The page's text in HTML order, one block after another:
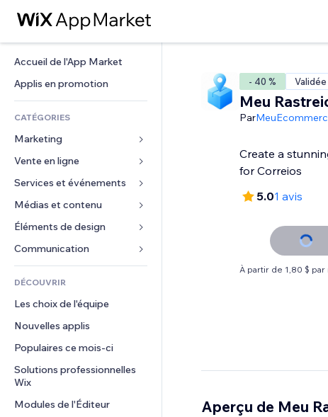
Accueil de l'App Market
Applis en promotion
CATÉGORIES
Marketing
Publicités
Mobile
Données analytiques
Réseaux sociaux
Classement de sites
E-mail
Vente en ligne
Applis pour les boutiques
Expédition et livraison
Boutons Vente
Comptabilité
Coupons et fidélisation
Solutions d'entreposage
Financement participatif
Alimentation et boissons
Services et événements
Hôtels
Événements
Restaurants
Immobilier
Réservations
Médias et contenu
Galerie
Musique
Podcasts
Photographie
Vidéo
PDF
Partage de fichiers
Actualités
Services de contenu
Effets de texte
Éléments de design
Cartes et navigation
Confidentialité
Horloge
Modèles de pages
Effets sur images
Boutons et menus
Bannières et badges
Calculateurs
Rechercher
Formulaires
Sondages
Chat
Commentaires
Téléphone
Communauté
Avis et commentaires
DÉCOUVRIR
Les choix de l'équipe
Nouvelles applis
Populaires ce mois‑ci
Solutions professionnelles
Wix
Modules de l'Éditeur
- 40 %
Meu
Par
Create a
for Correios
5.01 avis
À partir de 1,80 $ par
Aperçu de Meu